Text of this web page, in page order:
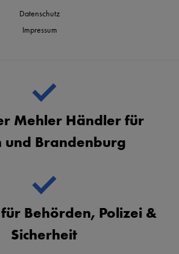
Datenschutz
Impressum
Mehler Händler für
und Brandenburg
Behörden, Polizei &
Sicherheit